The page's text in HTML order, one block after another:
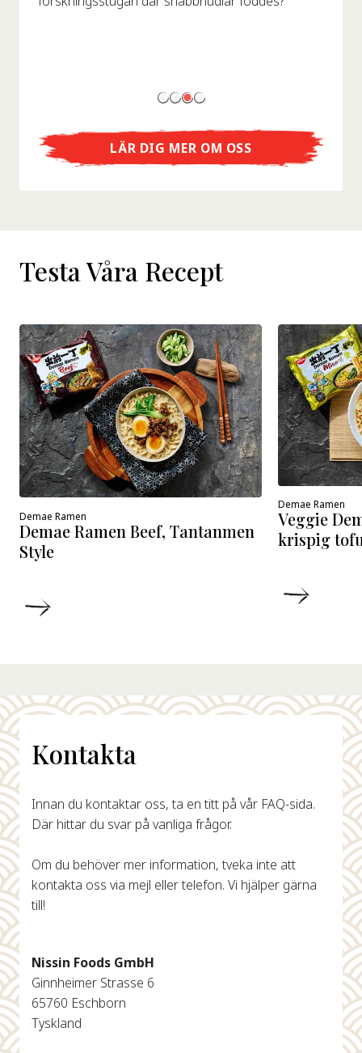
LÄR DIG MER OM OSS
Testa Våra Recept
Demae Ramen
Demae Ramen Beef, Tantanmen
Style
Demae Ramen
Veggie
krispig
Kontakta
Innan du kontaktar oss, ta en titt på vår FAQ-sida.
Där hittar du svar på vanliga frågor.
Om du behöver mer information, tveka inte att
kontakta oss via mejl eller telefon. Vi hjälper gärna
till!
Nissin Foods GmbH
Ginnheimer Strasse 6
65760 Eschborn
Tyskland